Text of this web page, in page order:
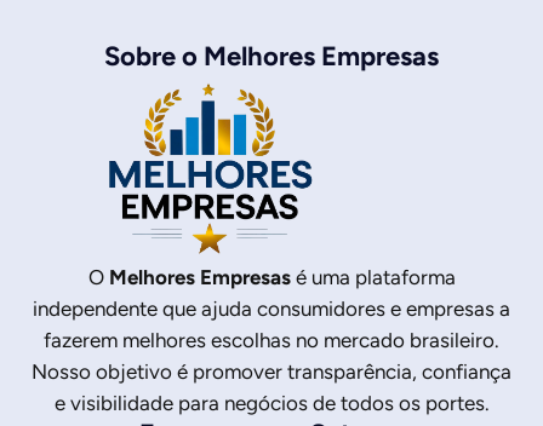
Sobre o Melhores Empresas
O Melhores Empresasé uma plataforma
independente que ajuda consumidores e empresas a
fazerem melhores escolhas no mercado brasileiro.
Nosso objetivo é promover transparência, confiança
e visibilidade para negócios de todos os portes.